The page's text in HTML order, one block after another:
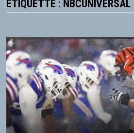
ÉTIQUETTE : NBCUNIVERSAL